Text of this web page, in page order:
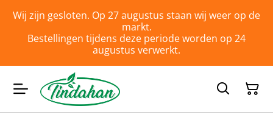
Wij zijn gesloten. Op 27 augustus staan wij weer op de
markt.
Bestellingen tijdens deze periode worden op 24
augustus verwerkt.